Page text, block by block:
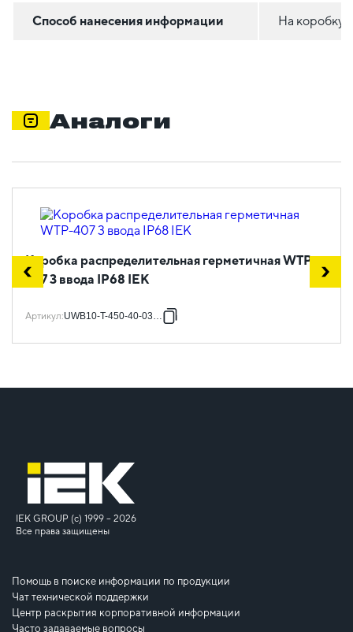
Способ нанесения информации На коробку
Аналоги
Коробка распределительная герметичная WTP-
407 3 ввода IP68 IEK
Артикул:UWB10-T-450-40-03-68
IEK GROUP (c) 1999 – 2026
Все права защищены
Помощь в поиске информации по продукции
Чат технической поддержки
Центр раскрытия корпоративной информации
Часто задаваемые вопросы